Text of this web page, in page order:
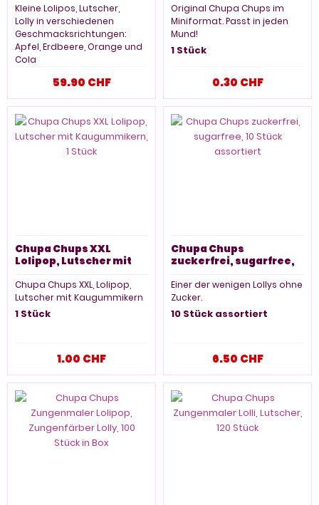
away, 360 Stück!
Kleine Lolipos, Lutscher,
Lolly in verschiedenen
Geschmacksrichtungen:
Apfel, Erdbeere, Orange und
Cola
360 Stück, 2160g
59.90 CHF
Original Chupa Chups im
Miniformat. Passt in jeden
Mund!
1 Stück
0.30 CHF
Chupa Chups XXL
Lolipop, Lutscher mit
Chupa Chups XXL, Lolipop,
Lutscher mit Kaugummikern
1 Stück
1.00 CHF
Chupa Chups
zuckerfrei, sugarfree,
Einer der wenigen Lollys ohne
Zucker.
10 Stück assortiert
6.50 CHF